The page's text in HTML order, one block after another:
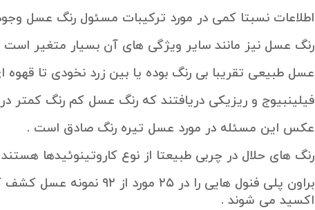
اطلاعات نسبتا کمی در مورد ترکیبات مسئول رنگ عسل
رنگ عسل نیز مانند سایر ویژگی های آن بسیار متغیر است
عسل طبیعی تقریبا بی رنگ بوده یا بین زرد نخودی تا
فیلینبیوج و ریزیکی دریافتند که رنگ عسل کم رنگ
عکس این مسئله در مورد عسل تیره رنگ صادق است .
رنگ های حلال در چربی طبیعتا از نوع کاروتینوئیدها
براون پلی فنول هایی را
اکسید می شوند .